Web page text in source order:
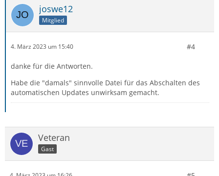
joswe12
Mitglied
4. März 2023 um 15:40 #4
danke für die Antworten.
Habe die "damals" sinnvolle Datei für das Abschalten des
automatischen Updates unwirksam gemacht.
Veteran
Gast